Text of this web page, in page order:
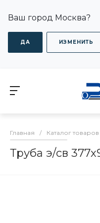
Ваш город Москва?
ДА ИЗМЕНИТЬ
Главная / Каталог товаров
Труба э/св